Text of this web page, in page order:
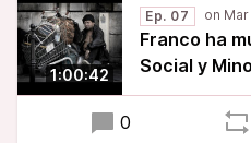
1:00:42
Ep. 07
Franco ha
Social y
0